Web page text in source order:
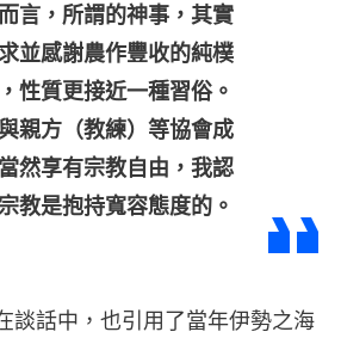
言，所謂的神事，其實
並感謝農作豐收的純樸
性質更接近一種習俗。
親方（教練）等協會成
然享有宗教自由，我認
教是抱持寬容態度的。
談話中，也引用了當年伊勢之海